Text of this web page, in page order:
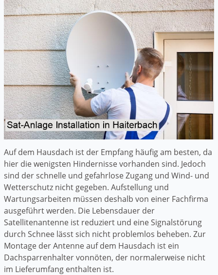
Auf dem Hausdach ist der Empfang häufig am besten, da
hier die wenigsten Hindernisse vorhanden sind. Jedoch
sind der schnelle und gefahrlose Zugang und Wind- und
Wetterschutz nicht gegeben. Aufstellung und
Wartungsarbeiten müssen deshalb von einer Fachfirma
ausgeführt werden. Die Lebensdauer der
Satellitenantenne ist reduziert und eine Signalstörung
durch Schnee lässt sich nicht problemlos beheben. Zur
Montage der Antenne auf dem Hausdach ist ein
Dachsparrenhalter vonnöten, der normalerweise nicht
im Lieferumfang enthalten ist.